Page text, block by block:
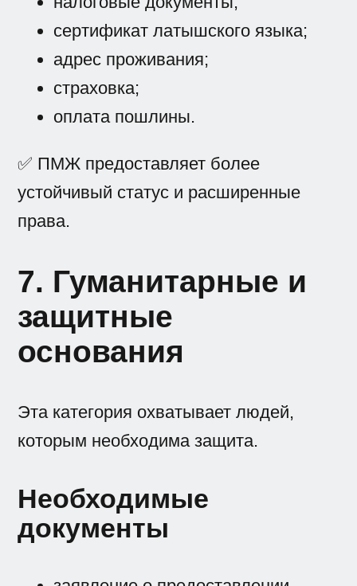
сертификат латышского языка;
адрес проживания;
страховка;
оплата пошлины.
✅ ПМЖ предоставляет более
устойчивый статус и расширенные
права.
7. Гуманитарные и
защитные
основания
Эта категория охватывает людей,
которым необходима защита.
Необходимые
документы